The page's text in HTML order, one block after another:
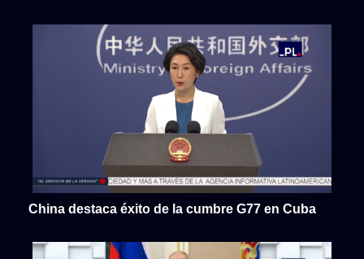
China destaca éxito de la cumbre G77 en Cuba